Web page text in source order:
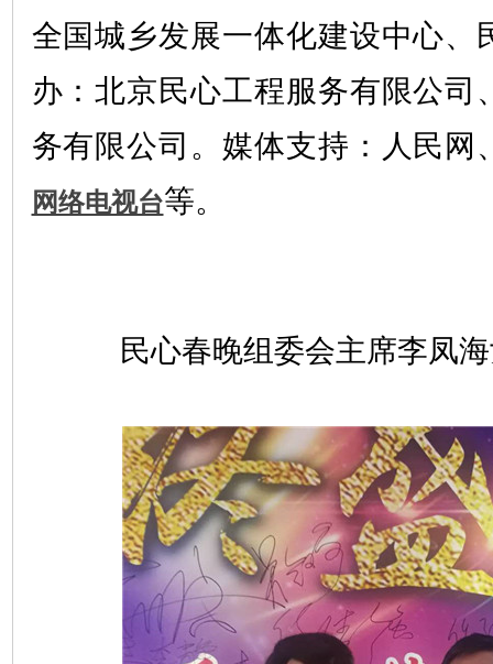
全国城乡发展一体化建设中心、
办：北京民心工程服务有限公司
务有限公司。媒体支持：人民网
网络电视台等。
民心春晚组委会主席李凤